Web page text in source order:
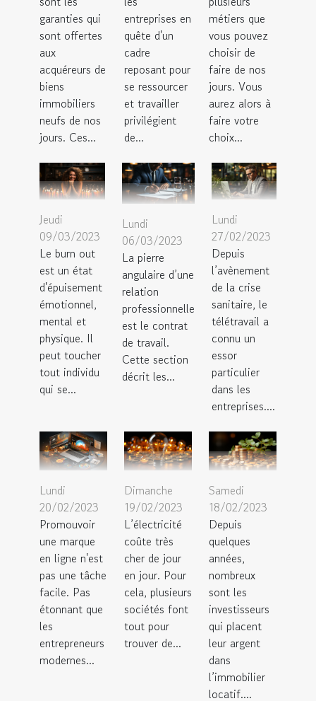
garanties qui
sont offertes
aux
acquéreurs de
biens
immobiliers
neufs de nos
jours. Ces...
entreprises en
quête d'un
cadre
reposant pour
se ressourcer
et travailler
privilégient
de...
métiers que
vous pouvez
choisir de
faire de nos
jours. Vous
aurez alors à
faire votre
choix...
Jeudi
09/03/2023
Le burn out
est un état
d'épuisement
émotionnel,
mental et
physique. Il
peut toucher
tout individu
qui se...
Lundi
06/03/2023
La pierre
angulaire d’une
relation
professionnelle
est le contrat
de travail.
Cette section
décrit les...
Lundi
27/02/2023
Depuis
l’avènement
de la crise
sanitaire, le
télétravail a
connu un
essor
particulier
dans les
entreprises....
Lundi
20/02/2023
Promouvoir
une marque
en ligne n'est
pas une tâche
facile. Pas
étonnant que
les
entrepreneurs
modernes...
Dimanche
19/02/2023
L’électricité
coûte très
cher de jour
en jour. Pour
cela, plusieurs
sociétés font
tout pour
trouver de...
Samedi
18/02/2023
Depuis
quelques
années,
nombreux
sont les
investisseurs
qui placent
leur argent
dans
l’immobilier
locatif....